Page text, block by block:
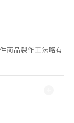
商品製作工法略有